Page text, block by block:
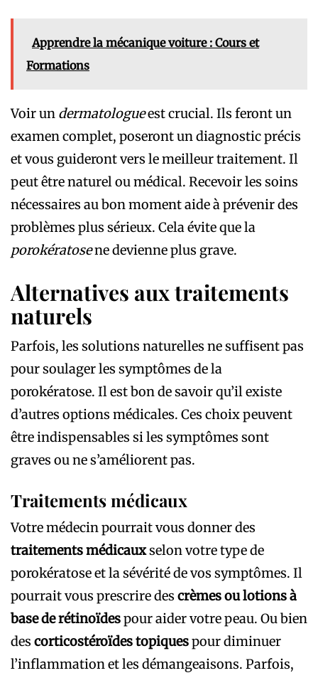
Apprendre la mécanique voiture : Cours et
Formations
Voir un dermatologueest crucial. Ils feront un
examen complet, poseront un diagnostic précis
et vous guideront vers le meilleur traitement. Il
peut être naturel ou médical. Recevoir les soins
nécessaires au bon moment aide à prévenir des
problèmes plus sérieux. Cela évite que la
porokératosene devienne plus grave.
Alternatives aux traitements
naturels
Parfois, les solutions naturelles ne suffisent pas
pour soulager les symptômes de la
porokératose. Il est bon de savoir qu’il existe
d’autres options médicales. Ces choix peuvent
être indispensables si les symptômes sont
graves ou ne s’améliorent pas.
Traitements médicaux
Votre médecin pourrait vous donner des
traitements médicauxselon votre type de
porokératose et la sévérité de vos symptômes. Il
pourrait vous prescrire des crèmes ou lotions à
base de rétinoïdespour aider votre peau. Ou bien
des corticostéroïdes topiquespour diminuer
l’inflammation et les démangeaisons. Parfois,